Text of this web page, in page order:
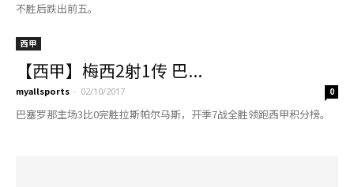
不胜后跌出前五。
西甲
【西甲】梅西2射1传 巴...
myallsports - 02/10/2017 0
巴塞罗那主场3比0完胜拉斯帕尔马斯，开季7战全胜领跑西甲积分榜。